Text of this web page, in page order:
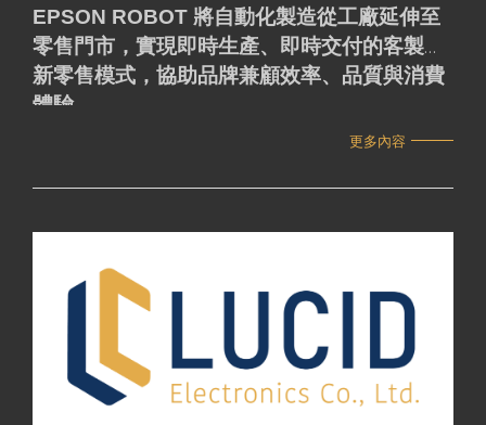
EPSON ROBOT 將自動化製造從工廠延伸至
零售門市，實現即時生產、即時交付的客製化
新零售模式，協助品牌兼顧效率、品質與消費
體驗
更多內容